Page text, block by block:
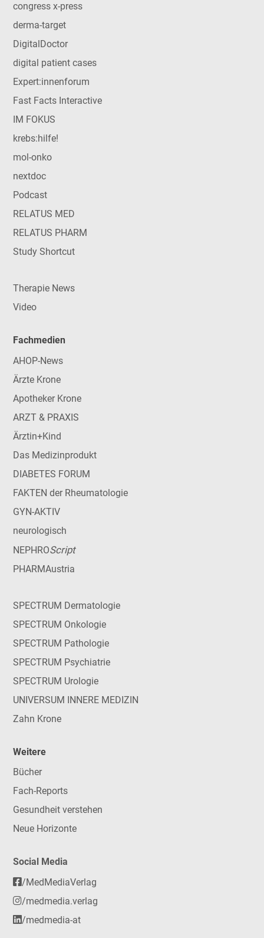
congress x-press
derma-target
DigitalDoctor
digital patient cases
Expert:innenforum
Fast Facts Interactive
IM FOKUS
krebs:hilfe!
mol-onko
nextdoc
Podcast
RELATUS MED
RELATUS PHARM
Study Shortcut
Therapie News
Video
Fachmedien
AHOP-News
Ärzte Krone
Apotheker Krone
ARZT & PRAXIS
Ärztin+Kind
Das Medizinprodukt
DIABETES FORUM
FAKTEN der Rheumatologie
GYN-AKTIV
neurologisch
NEPHROScript
PHARMAustria
SPECTRUM Dermatologie
SPECTRUM Onkologie
SPECTRUM Pathologie
SPECTRUM Psychiatrie
SPECTRUM Urologie
UNIVERSUM INNERE MEDIZIN
Zahn Krone
Weitere
Bücher
Fach-Reports
Gesundheit verstehen
Neue Horizonte
Social Media
/MedMediaVerlag
/medmedia.verlag
/medmedia-at